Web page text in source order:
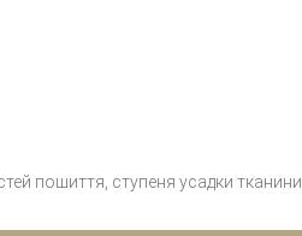
пошиття, ступеня усадки тканини.